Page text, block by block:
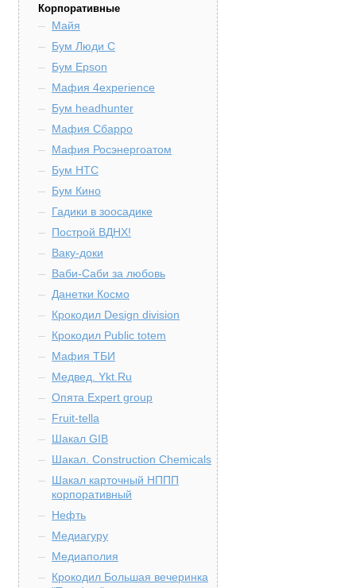
Корпоративные
Майя
Бум Люди С
Бум Epson
Мафия 4experience
Бум headhunter
Мафия Сбарро
Мафия Росэнергоатом
Бум HTC
Бум Кино
Гадики в зоосадике
Построй ВДНХ!
Ваку-доки
Ваби-Саби за любовь
Данетки Космо
Крокодил Design division
Крокодил Public totem
Мафия ТБИ
Медвед. Ykt.Ru
Опята Expert group
Fruit-tella
Шакал GIB
Шакал. Construction Chemicals
Шакал карточный НППП
корпоративный
Нефть
Медиагуру
Медиаполия
Крокодил Большая вечеринка